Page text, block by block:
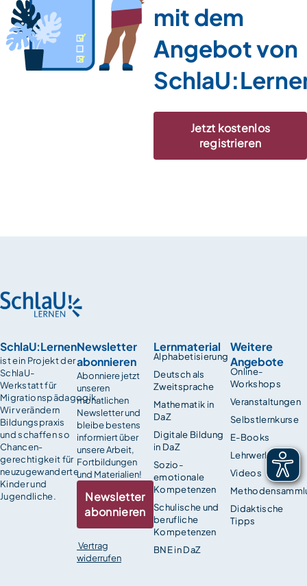
mit dem
Angebot von
Jetzt kostenlos
registrieren
SchlaU:Lernen
ist ein Projekt der
SchlaU-
Werkstatt für
Migrationspädagogik.
Wir verändern
Bildungspraxis
und schaffen so
Chancen­
gerechtigkeit für
neuzugewanderte
Kinder und
Jugendliche.
Lernmaterial
Alphabetisierung
Deutsch als
Zweitsprache
Mathematik in
DaZ
Digitale Bildung
in DaZ
Sozio-
emotionale
Kompetenzen
Schulische und
berufliche
Kompetenzen
BNE in DaZ
Weitere
Angebote
Online-
Workshops
Veranstaltungen
Selbstlernkurse
E-Books
Lehrwerke
Videos
Didaktische
Tipps
Newsletter
abonnieren
Abonniere jetzt
unseren
monatlichen
Newsletter und
bleibe bestens
informiert über
unsere Arbeit,
Fortbildungen
und Materialien!
Newsletter
abonnieren
Vertrag
widerrufen